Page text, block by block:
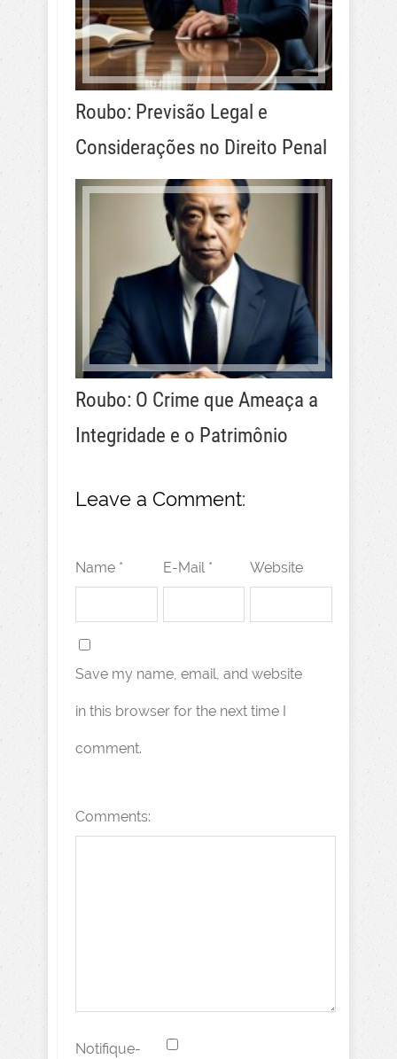
Roubo: Previsão Legal e
Considerações no Direito Penal
Roubo: O Crime que Ameaça a
Integridade e o Patrimônio
Leave a Comment:
Name * E-Mail * Website
Save my name, email, and website
in this browser for the next time I
comment.
Comments:
Notifique-